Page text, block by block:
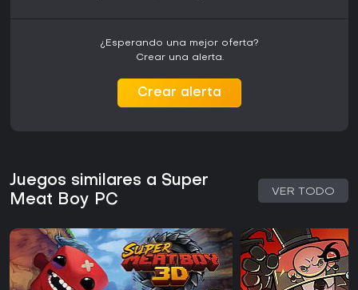
¿Esperando una mejor oferta?
Crear una alerta.
Crear alerta
Juegos similares a Super
Meat Boy PC
VER TODO